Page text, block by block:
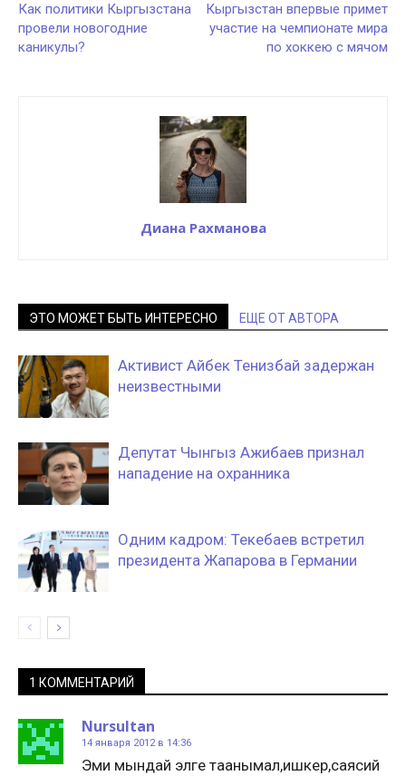
Как политики Кыргызстана
провели новогодние
каникулы?
Кыргызстан впервые примет
участие на чемпионате мира
по хоккею с мячом
Диана Рахманова
ЭТО МОЖЕТ БЫТЬ ИНТЕРЕСНО ЕЩЕ ОТ АВТОРА
Активист Айбек Тенизбай задержан
неизвестными
Депутат Чынгыз Ажибаев признал
нападение на охранника
Одним кадром: Текебаев встретил
президента Жапарова в Германии
1 КОММЕНТАРИЙ
Nursultan
14 января 2012 в 14:36
Эми мындай элге таанымал,ишкер,саясий